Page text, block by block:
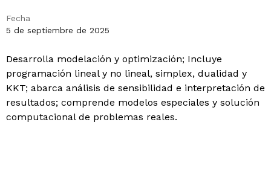
Fecha
5 de septiembre de 2025
Desarrolla modelación y optimización; Incluye
programación lineal y no lineal, simplex, dualidad y
KKT; abarca análisis de sensibilidad e interpretación de
resultados; comprende modelos especiales y solución
computacional de problemas reales.